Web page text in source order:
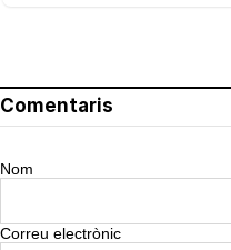
Comentaris
Nom
Correu electrònic